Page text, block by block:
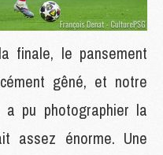
finale, le pansement
gêné, et notre
a pu photographier la
assez énorme. Une